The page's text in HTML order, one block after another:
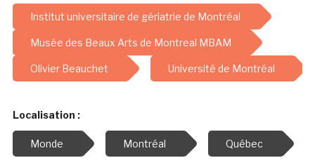
Institut universitaire de gériatrie de Montréal
Musée des Beaux Arts de Montreal MBAM
Olivier Beauchet Université de Montréal
Localisation :
Monde Montréal Québec